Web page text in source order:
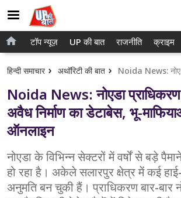
होम
टॉप न्यूज़
UP की बात
राजनीति
क्राइम
शिक्षा
टॉप न्यूज़ UP की बात राजनीति क्राइम
हिन्दी समाचार अथॉरिटी की बात
Noida News: नोएडा प्राधिकरण
अवैध निर्माण का डेटाबेस, भू-
ऑनलाइन
नोएडा के विभिन्न सेक्टरों में वर्षों से बड़े
हो रहा है। अकेले सलारपुर क्षेत्र में कई हाई-
अनुमति बन चुकी हैं। प्राधिकरण बार-बार
गाजियाबाद
लखनऊ
कानपुर
वाराणसी
आगरा